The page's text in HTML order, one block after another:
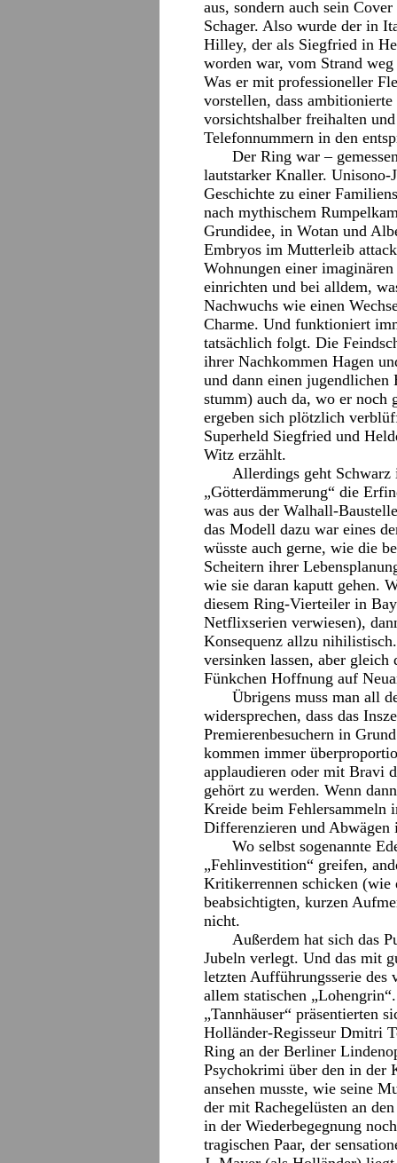
aus, sondern auch sein
Schager. Also wurde der in
Hilley, der als Siegfried in
worden war, vom Strand
Was er mit professioneller
vorstellen, dass
vorsichtshalber freihalten
Telefonnummern in den
Der Ring war –
lautstarker Knaller. Unisono-
Geschichte zu einer
nach mythischem
Grundidee, in Wotan und
Embryos im Mutterleib
Wohnungen einer
einrichten und bei alldem,
Nachwuchs wie einen
Charme. Und funktioniert
tatsächlich folgt. Die
ihrer Nachkommen Hagen
und dann einen
stumm) auch da, wo er noch
ergeben sich plötzlich
Superheld Siegfried und
Witz erzählt.
Allerdings geht Schwarz
„Götterdämmerung“ die
was aus der Walhall-
das Modell dazu war eines
wüsste auch gerne, wie die
Scheitern ihrer
wie sie daran kaputt gehen.
diesem Ring-Vierteiler in
Netflixserien verwiesen),
Konsequenz allzu
versinken lassen, aber
Fünkchen Hoffnung auf
Übrigens muss man all
widersprechen, dass das
Premierenbesuchern in
kommen immer
applaudieren oder mit Bravi
gehört zu werden. Wenn
Kreide beim Fehlersammeln
Differenzieren und Abwägen
Wo selbst sogenannte
„Fehlinvestition“ greifen,
Kritikerrennen schicken (wie
beabsichtigten, kurzen
nicht.
Außerdem hat sich das
Jubeln verlegt. Und das mit
letzten Aufführungsserie des
allem statischen
„Tannhäuser“ präsentierten
Holländer-Regisseur Dmitri
Ring an der Berliner
Psychokrimi über den in der
ansehen musste, wie seine
der mit Rachegelüsten an
in der Wiederbegegnung
tragischen Paar, der